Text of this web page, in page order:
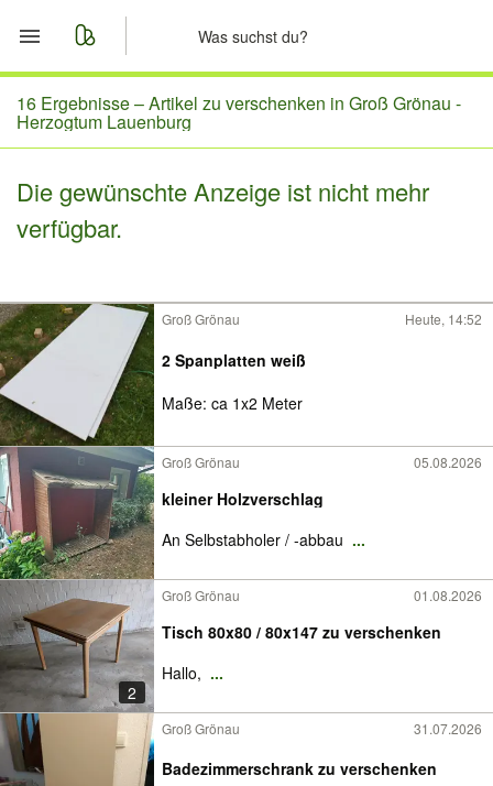
Start
Merkliste
Nachrichten
16 Ergebnisse –Artikel zu verschenken in Groß Grönau -
Herzogtum Lauenburg
Die gewünschte Anzeige ist nicht mehr
verfügbar.
Groß Grönau Heute, 14:52
2 Spanplatten weiß
Maße: ca 1x2 Meter
Groß Grönau 05.08.2026
kleiner Holzverschlag
An Selbstabholer / -abbau ...
2
Groß Grönau 01.08.2026
Tisch 80x80 / 80x147 zu verschenken
Hallo, ...
Groß Grönau 31.07.2026
Badezimmerschrank zu verschenken